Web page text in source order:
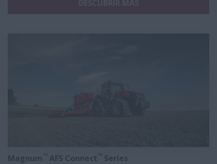
Magnum AFS Connect Series